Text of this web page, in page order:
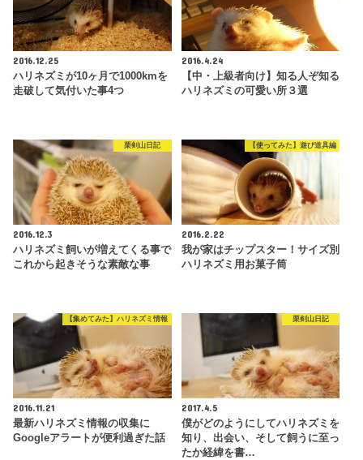
2016.12.25
ハリネズミが10ヶ月で1000kmを
走破して気付いた事4つ
2016.4.24
【中・上級者向け】知る人ぞ知る
ハリネズミの可愛い所３選
栗剣山日記
2016.12.3
ハリネズミ飼いが増えてくる事で
これから起きそうな素敵な事
【使ってみた】遊び道具編
2016.2.22
我が家はチップスター！サイズ別
ハリネズミ用お菓子筒
【集めてみた】ハリネズミ情報
2016.11.21
最新ハリネズミ情報の収集に
Googleアラートが便利過ぎた話
栗剣山日記
2017.4.5
僕がどのようにしてハリネズミを
知り、出会い、そして飼うに至っ
たか経緯を書…